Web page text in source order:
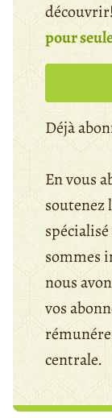
pour
Déjà
En vous
soutenez
sommes
nous
vos
centrale.